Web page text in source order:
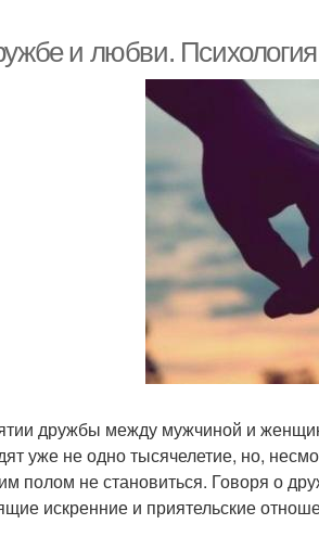
и любви.
дружбы между мужчиной и
уже не одно тысячелетие, но,
полом не становиться. Говоря о
искренние и приятельские